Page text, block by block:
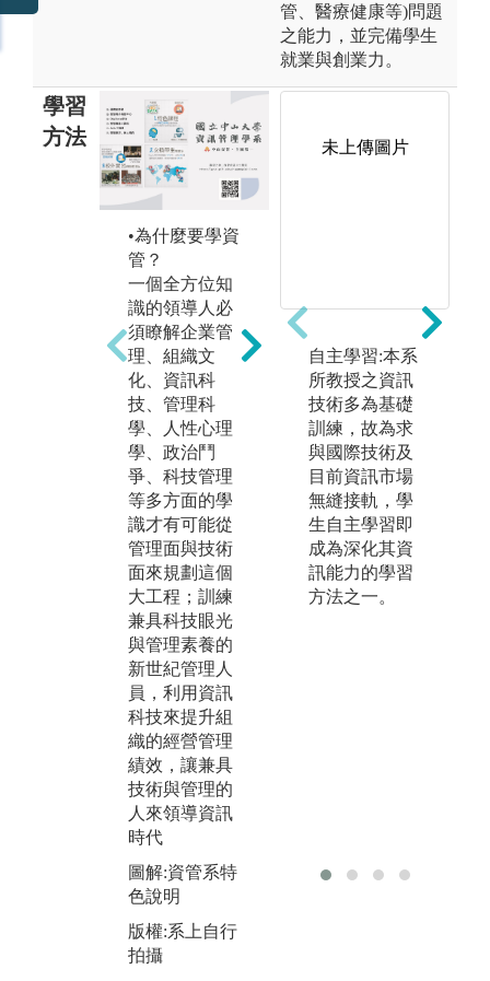
管、醫療健康等)問題
之能力，並完備學生
就業與創業力。
學習
方法
•為什麼要學資
管？
一個全方位知
識的領導人必
須瞭解企業管
理、組織文
化、資訊科
技、管理科
學、人性心理
學、政治鬥
爭、科技管理
等多方面的學
識才有可能從
管理面與技術
面來規劃這個
大工程；訓練
兼具科技眼光
與管理素養的
新世紀管理人
員，利用資訊
科技來提升組
織的經營管理
績效，讓兼具
技術與管理的
人來領導資訊
時代
圖解:資管系特
色說明
版權:系上自行
拍攝
發，而資管則
著重於應用系
統的開發；資
管相較於企
管，多修習了
資訊技術與應
用課程。本系
培育學生掌握
網路、資料庫
系統設計、分
散式系統、A
I、類神經系統
等的關鍵技術
版權:系上自行
未上傳圖片
自主學習:本系
所教授之資訊
技術多為基礎
訓練，故為求
與國際技術及
目前資訊市場
無縫接軌，學
生自主學習即
成為深化其資
訊能力的學習
方法之一。